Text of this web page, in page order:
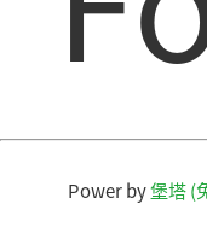
Power by堡塔 (